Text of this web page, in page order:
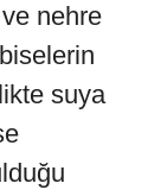
nehre
suya